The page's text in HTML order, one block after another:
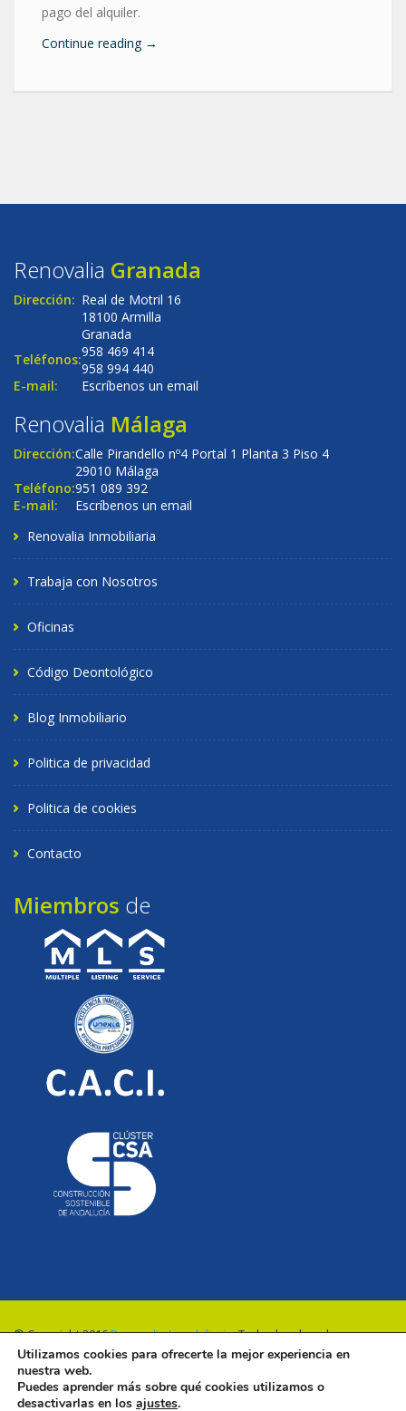
pago del alquiler.
Continue reading →
Renovalia Granada
Dirección: Real de Motril 16
18100 Armilla
Granada
Teléfonos:958 469 414
958 994 440
E-mail:
Escríbenos un email
Renovalia Málaga
Dirección:Calle Pirandello nº4 Portal 1 Planta 3 Piso 4
29010 Málaga
Teléfono:951 089 392
E-mail:
Escríbenos un email
Renovalia Inmobiliaria
Trabaja con Nosotros
Oficinas
Código Deontológico
Blog Inmobiliario
Politica de privacidad
Politica de cookies
Contacto
Miembros de
© Copyright 2016Renovalia Inmobiliaria. Todos los derechos
reservados.
Utilizamos cookies para ofrecerte la mejor experiencia en
nuestra web.
Puedes aprender más sobre qué cookies utilizamos o
desactivarlas en los ajustes.